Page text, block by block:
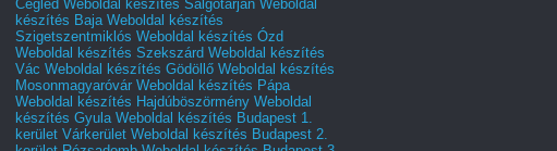
Cegléd Weboldal készítés Salgótarján Weboldal
készítés Baja Weboldal készítés
Szigetszentmiklós Weboldal készítés Ózd
Weboldal készítés Szekszárd Weboldal készítés
Vác Weboldal készítés Gödöllő Weboldal készítés
Mosonmagyaróvár Weboldal készítés Pápa
Weboldal készítés Hajdúböszörmény Weboldal
készítés Gyula Weboldal készítés Budapest 1.
kerület Várkerület Weboldal készítés Budapest 2.